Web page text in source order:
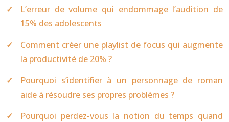
L’erreur de volume qui endommage l’audition de
15% des adolescents
Comment créer une playlist de focus qui augmente
la productivité de 20% ?
Pourquoi s’identifier à un personnage de roman
aide à résoudre ses propres problèmes ?
Pourquoi perdez-vous la notion du temps quand